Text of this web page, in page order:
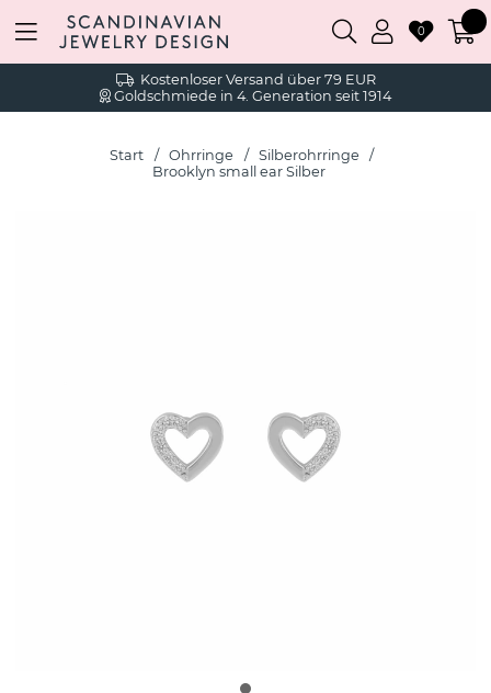
Kostenloser Versand über 79 EUR
Goldschmiede in 4. Generation seit 1914
0
Start Ohrringe
Silberohrringe
Brooklyn small ear Silber